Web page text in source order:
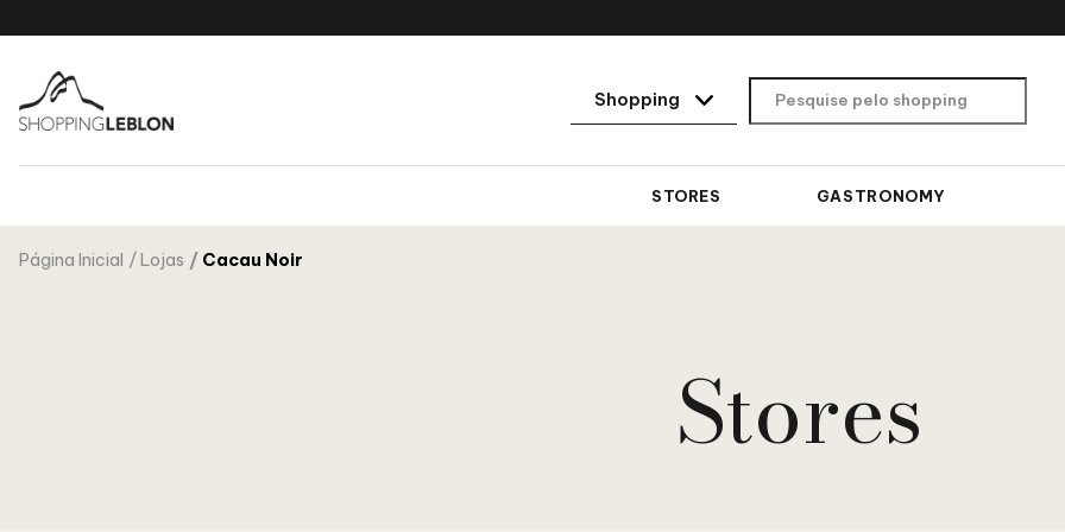
STORES GASTRONOMY
Página Inicial Lojas Cacau Noir
Stores